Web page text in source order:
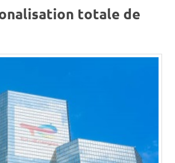
totale de